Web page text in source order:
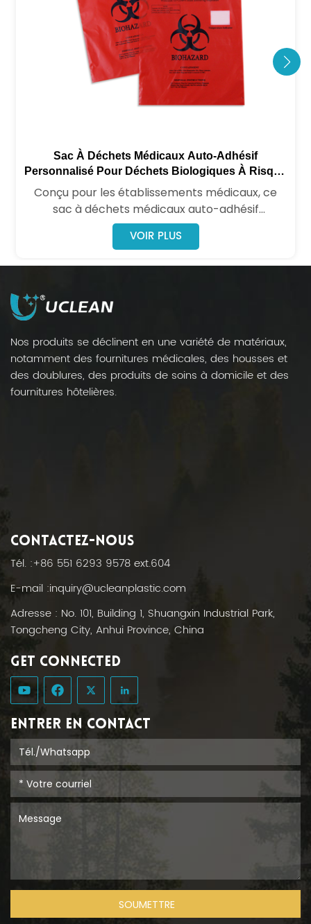
Sac À Déchets Médicaux Auto-Adhésif
Personnalisé Pour Déchets Biologiques À Risque
Hospitalier
Conçu pour les établissements médicaux, ce
sac à déchets médicaux auto-adhésif
personnalisable est strictement conforme aux
réglementations en vigueur. Doté d'étiquettes
le confinement des déchets infectieux et des
objets tranchants, prévenant efficacement les
professionnelle afin de protéger le personnel
soignant, les patients et l'environnement.
VOIR PLUS
Nos produits se déclinent en une variété de matériaux,
notamment des fournitures médicales, des housses et
des doublures, des produits de soins à domicile et des
fournitures hôtelières.
CONTACTEZ-NOUS
Tél. :+86 551 6293 9578 ext.604
E-mail :inquiry@ucleanplastic.com
Adresse : No. 101, Building 1, Shuangxin Industrial Park,
Tongcheng City, Anhui Province, China
GET CONNECTED
ENTRER EN CONTACT
SOUMETTRE